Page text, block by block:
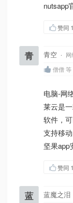
nutsapp
赞同 1
青 青空 ·
僧僧
电脑-网
莱云是
软件，
支持移
坚果app
赞同 1
蓝 蓝魔之泪